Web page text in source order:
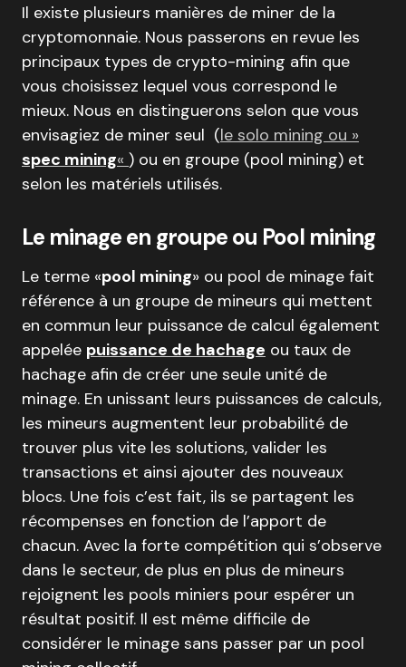
Il existe plusieurs manières de miner de la
cryptomonnaie. Nous passerons en revue les
principaux types de crypto-mining afin que
vous choisissez lequel vous correspond le
mieux. Nous en distinguerons selon que vous
envisagiez de miner seul (le solo mining ou »
spec mining« ) ou en groupe (pool mining) et
selon les matériels utilisés.
Le minage en groupe ou Pool mining
Le terme «pool mining» ou pool de minage fait
référence à un groupe de mineurs qui mettent
en commun leur puissance de calcul également
appelée puissance de hachage ou taux de
hachage afin de créer une seule unité de
minage. En unissant leurs puissances de calculs,
les mineurs augmentent leur probabilité de
trouver plus vite les solutions, valider les
transactions et ainsi ajouter des nouveaux
blocs. Une fois c’est fait, ils se partagent les
récompenses en fonction de l’apport de
chacun. Avec la forte compétition qui s’observe
dans le secteur, de plus en plus de mineurs
rejoignent les pools miniers pour espérer un
résultat positif. Il est même difficile de
considérer le minage sans passer par un pool